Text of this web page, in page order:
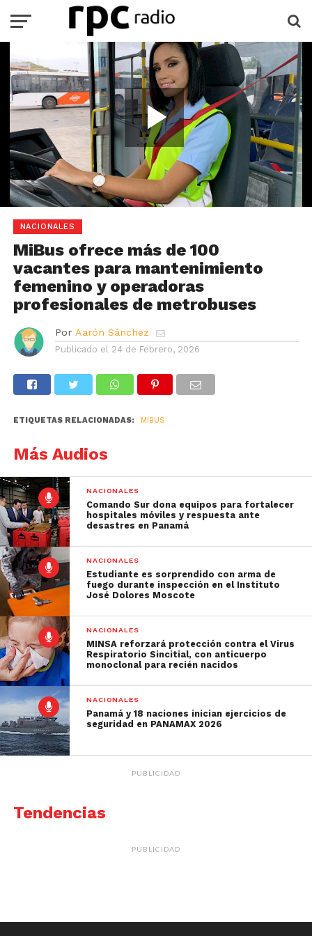
Play
Video
Play Mute
Current
Time
/
Duration
2:48
Loaded
100.00%
NACIONALES
MiBus ofrece más de 100
vacantes para mantenimiento
femenino y operadoras
profesionales de metrobuses
Por Aarón Sánchez
Publicado el 24 de Febrero, 2026
ETIQUETAS RELACIONADAS: MIBUS
Más Audios
NACIONALES
Comando Sur dona equipos para fortalecer
hospitales móviles y respuesta ante
desastres en Panamá
NACIONALES
Estudiante es sorprendido con arma de
fuego durante inspección en el Instituto
José Dolores Moscote
NACIONALES
MINSA reforzará protección contra el Virus
Respiratorio Sincitial, con anticuerpo
monoclonal para recién nacidos
NACIONALES
Panamá y 18 naciones inician ejercicios de
seguridad en PANAMAX 2026
PUBLICIDAD
Tendencias
PUBLICIDAD